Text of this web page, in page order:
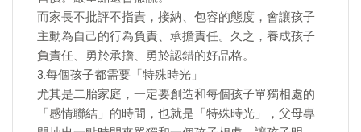
而家長不批評不指責，接納、包容的態度，會讓孩子
主動為自己的行為負責、承擔責任。久之，養成孩子
負責任、勇於承擔、勇於認錯的好品格。
3.每個孩子都需要「特殊時光」
尤其是二胎家庭，一定要創造和每個孩子單獨相處的
「感情聯結」的時間，也就是「特殊時光」，父母專